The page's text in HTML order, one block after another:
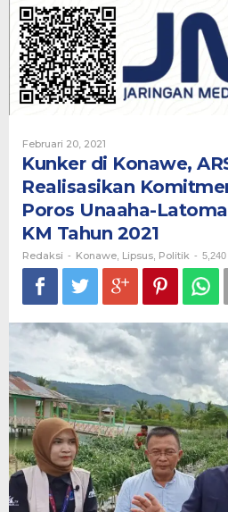
Akan
Realisasikan
Komitmen
Pengaspalan
Poros
KM
Tahun
2021
Februari 20, 2021
Redaksi
Kunker di Konawe,
Realisasikan
Poros Unaaha-
KM Tahun 2021
Redaksi - Konawe Lipsus Politik - 5,240